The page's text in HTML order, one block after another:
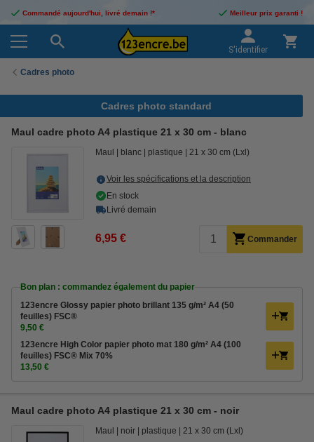
Commandé aujourd'hui, livré demain !* Meilleur prix garanti !
S'identifier
Cadres photo
Cadres photo standard
Maul cadre photo A4 plastique 21 x 30 cm - blanc
Maul blanc plastique 21 x 30 cm (Lxl)
Voir les spécifications et la description
En stock
Livré demain
6,95 € Commander
Bon plan : commandez également du papier
123encre Glossy papier photo brillant 135 g/m² A4 (50
feuilles) FSC®
9,50 €
123encre High Color papier photo mat 180 g/m² A4 (100
feuilles) FSC® Mix 70%
13,50 €
Maul cadre photo A4 plastique 21 x 30 cm - noir
Maul noir plastique 21 x 30 cm (Lxl)